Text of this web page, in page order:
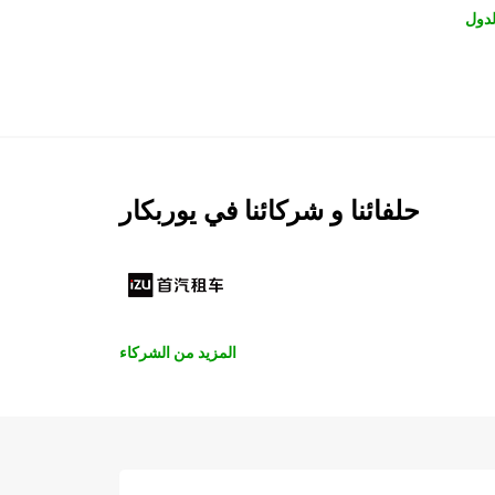
حلفائنا و شركائنا في يوربكار
المزيد من الشركاء